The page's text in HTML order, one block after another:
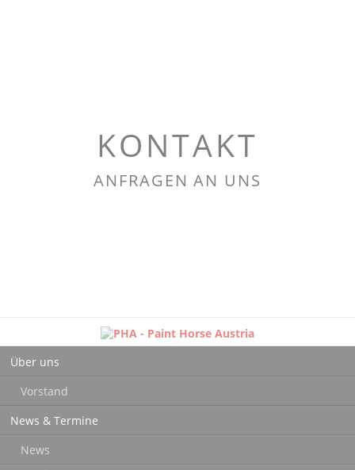
KONTAKT
ANFRAGEN AN UNS
Navigation
überspringen
Über uns
Vorstand
News & Termine
News